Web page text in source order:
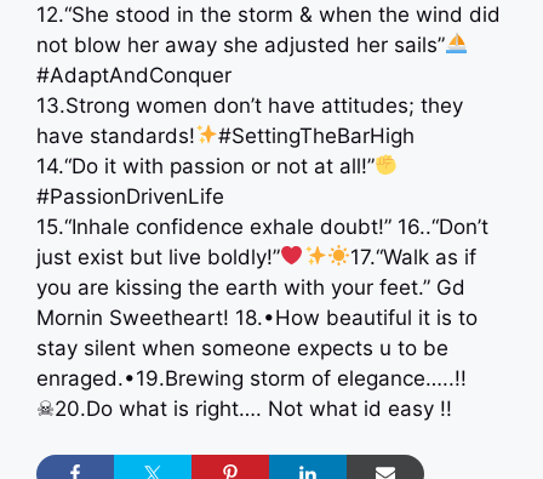
12.“She stood in the storm & when the wind did
not blow her away she adjusted her sails”
#AdaptAndConquer
13.Strong women don’t have attitudes; they
have standards!
#SettingTheBarHigh
14.“Do it with passion or not at all!”
#PassionDrivenLife
15.“Inhale confidence exhale doubt!” 16..“Don’t
just exist but live boldly!”
17.“Walk as if
you are kissing the earth with your feet.” Gd
Mornin Sweetheart! 18.•How beautiful it is to
stay silent when someone expects u to be
enraged.•19.Brewing storm of elegance…..!!
☠20.Do what is right…. Not what id easy !!